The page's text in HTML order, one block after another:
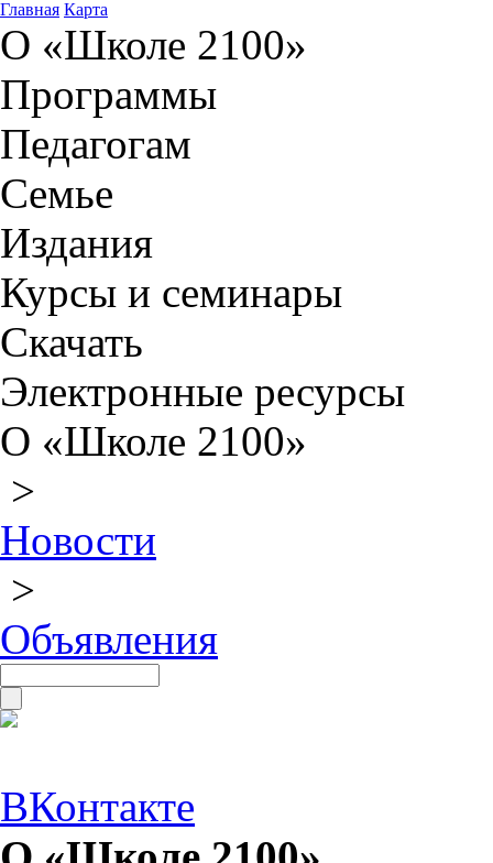
Главная Карта
О «Школе 2100»
Программы
Педагогам
Семье
Издания
Курсы и семинары
Скачать
Электронные ресурсы
О «Школе 2100»
>
Новости
>
Объявления
ВКонтакте